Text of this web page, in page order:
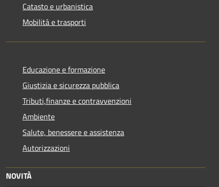
Catasto e urbanistica
Mobilità e trasporti
Educazione e formazione
Giustizia e sicurezza pubblica
Tributi,finanze e contravvenzioni
Ambiente
Salute, benessere e assistenza
Autorizzazioni
NOVITÀ